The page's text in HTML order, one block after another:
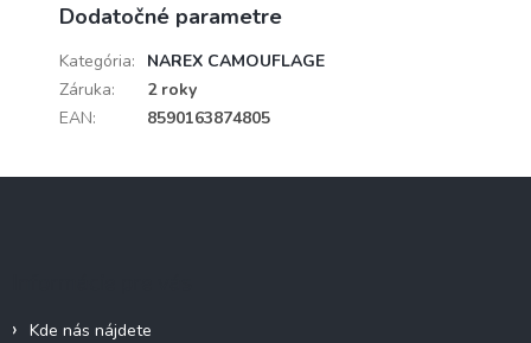
Dodatočné parametre
Kategória:
NAREX CAMOUFLAGE
Záruka:
2 roky
EAN: 8590163874805
Kde nás nájdete